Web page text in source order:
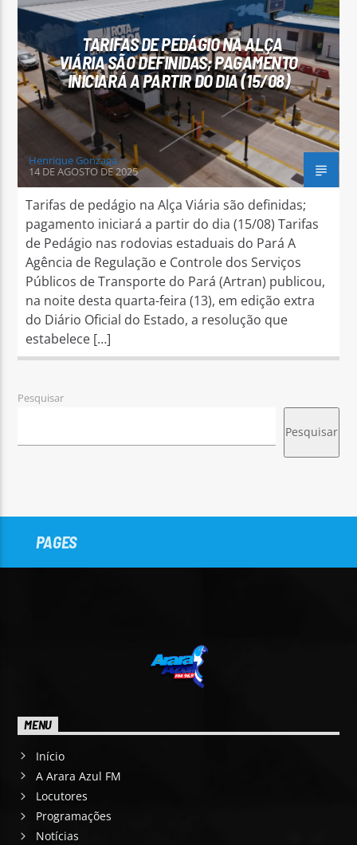
Arara Azul FM
TARIFAS DE PEDÁGIO NA ALÇA
VIÁRIA SÃO DEFINIDAS; PAGAMENTO
INICIARÁ A PARTIR DO DIA (15/08)
Henrique Gonzaga
14 DE AGOSTO DE 2025
Tarifas de pedágio na Alça Viária são definidas;
pagamento iniciará a partir do dia (15/08) Tarifas
de Pedágio nas rodovias estaduais do Pará A
Agência de Regulação e Controle dos Serviços
Públicos de Transporte do Pará (Artran) publicou,
na noite desta quarta-feira (13), em edição extra
do Diário Oficial do Estado, a resolução que
estabelece […]
Pesquisar
Pesquisar
PAGES
MENU
Início
A Arara Azul FM
Locutores
Programações
Notícias